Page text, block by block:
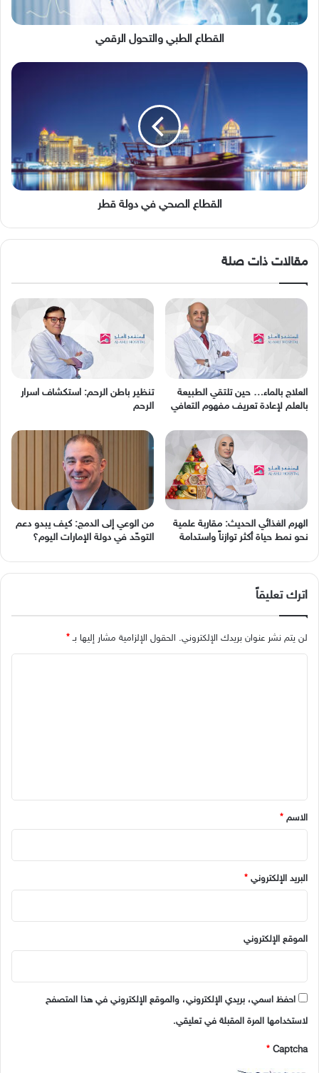
القطاع الطبي والتحول الرقمي
القطاع
القطاع الصحي في دولة قطر
مقالات ذات صلة
العلاج بالماء… حين تلتقي الطبيعة
بالعلم لإعادة تعريف مفهوم التعافي
تنظير باطن الرحم: استكشاف اسرار
الرحم
الهرم الغذائي الحديث: مقاربة علمية
نحو نمط حياة أكثر توازناً واستدامة
من الوعي إلى الدمج: كيف يبدو دعم
التوحّد في دولة الإمارات اليوم؟
اترك تعليقاً
لن يتم نشر عنوان بريدك الإلكتروني. الحقول الإلزامية مشار إليها بـ*
*
الاسم *
البريد الإلكتروني *
الموقع الإلكتروني
احفظ اسمي، بريدي الإلكتروني، والموقع الإلكتروني في هذا المتصفح
لاستخدامها المرة المقبلة في تعليقي.
Captcha
*